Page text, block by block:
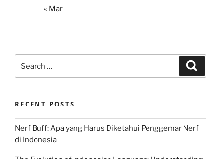
« Mar
for:
RECENT POSTS
Nerf Buff: Apa yang Harus Diketahui Penggemar Nerf
di Indonesia